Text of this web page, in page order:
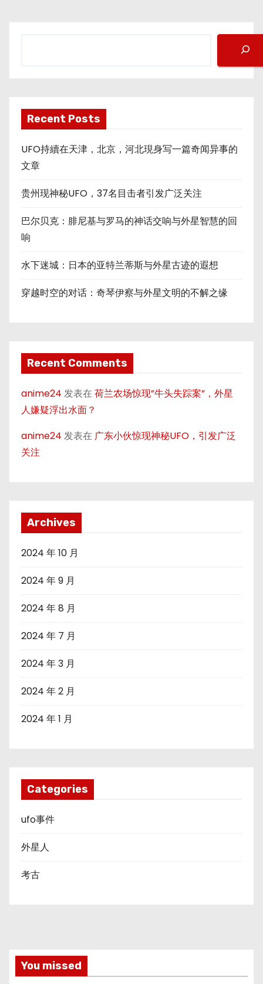
Recent Posts
UFO持續在天津，北京，河北現身写一篇奇闻异事的
文章
贵州现神秘UFO，37名目击者引发广泛关注
巴尔贝克：腓尼基与罗马的神话交响与外星智慧的回
响
水下迷城：日本的亚特兰蒂斯与外星古迹的遐想
穿越时空的对话：奇琴伊察与外星文明的不解之缘
Recent Comments
anime24 发表在荷兰农场惊现”牛头失踪案”，外星
人嫌疑浮出水面？
anime24 发表在 广东小伙惊现神秘UFO，引发广泛
关注
Archives
2024 年 10 月
2024 年 9 月
2024 年 8 月
2024 年 7 月
2024 年 3 月
2024 年 2 月
2024 年 1 月
Categories
ufo事件
外星人
考古
You missed